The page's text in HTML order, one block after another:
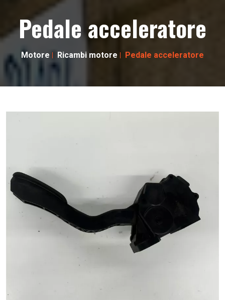
Pedale acceleratore
Motore Ricambi motore Pedale acceleratore